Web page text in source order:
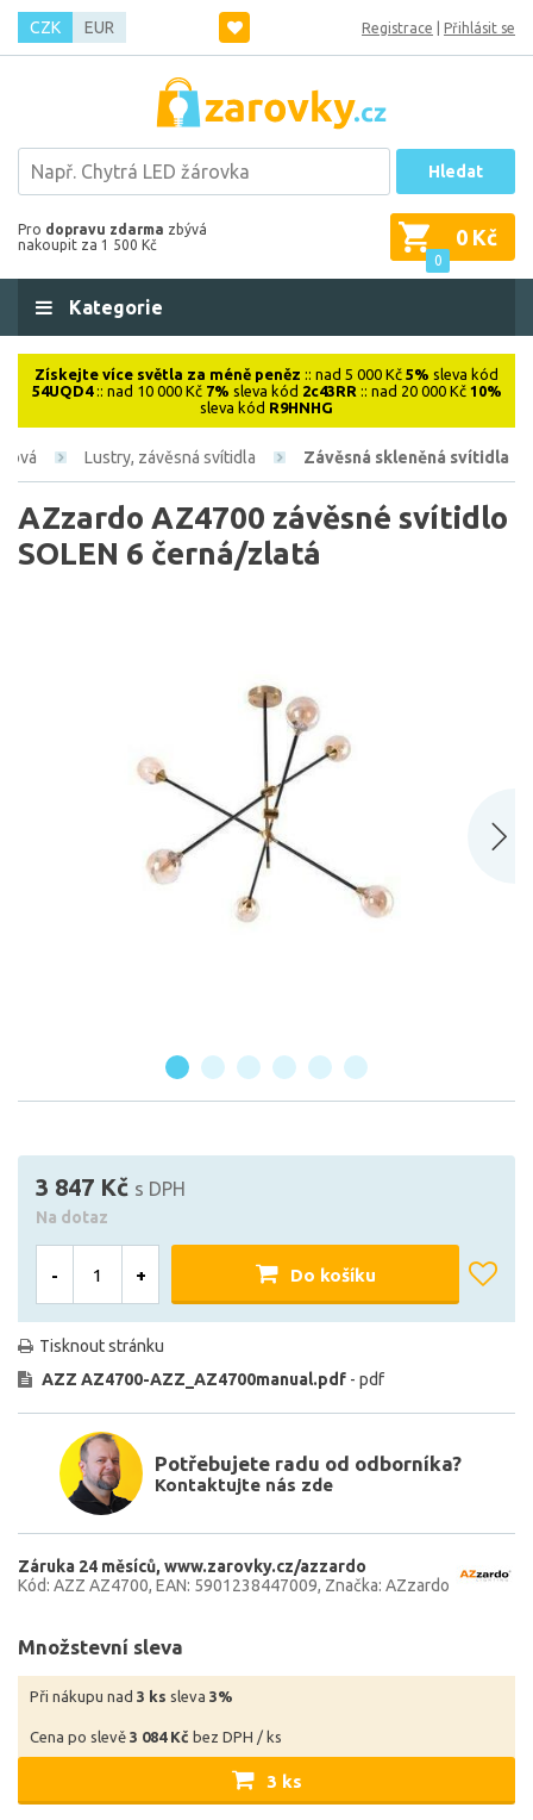
CZK EUR Registrace Přihlásit se
Hledat
Pro dopravu zdarma zbývá
nakoupit za 1 500 Kč
0
0 Kč
Kategorie
Získejte více světla za méně peněz :: nad 5 000 Kč 5% sleva kód
54UQD4:: nad 10 000 Kč 7% sleva kód 2c43RR :: nad 20 000 Kč 10%
sleva kód R9HNHG
Lustry, závěsná svítidla Závěsná skleněná svítidla
AZzardo AZ4700 závěsné svítidlo
SOLEN 6 černá/zlatá
3 847 Kč s DPH
Na dotaz
- + Do košíku
Tisknout stránku
AZZ AZ4700-AZZ_AZ4700manual.pdf - pdf
Potřebujete radu od odborníka?
Kontaktujte nás zde
Záruka 24 měsíců www.zarovky.cz/azzardo
Kód: AZZ AZ4700 EAN: 5901238447009 Značka: AZzardo
Množstevní sleva
Při nákupu nad 3 ks sleva 3%
Cena po slevě 3 084 Kč bez DPH / ks
3 ks